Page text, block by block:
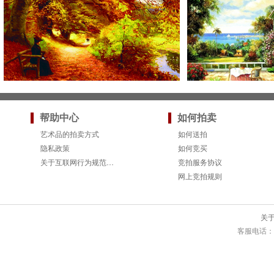
帮助中心
艺术品的拍卖方式
隐私政策
关于互联网行为规范的法律要求
如何拍卖
如何送拍
如何竞买
竞拍服务协议
网上竞拍规则
关
客服电话